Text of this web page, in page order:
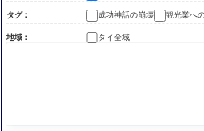
タグ 成功神話の崩壊 観光業へ
地域 タイ全域